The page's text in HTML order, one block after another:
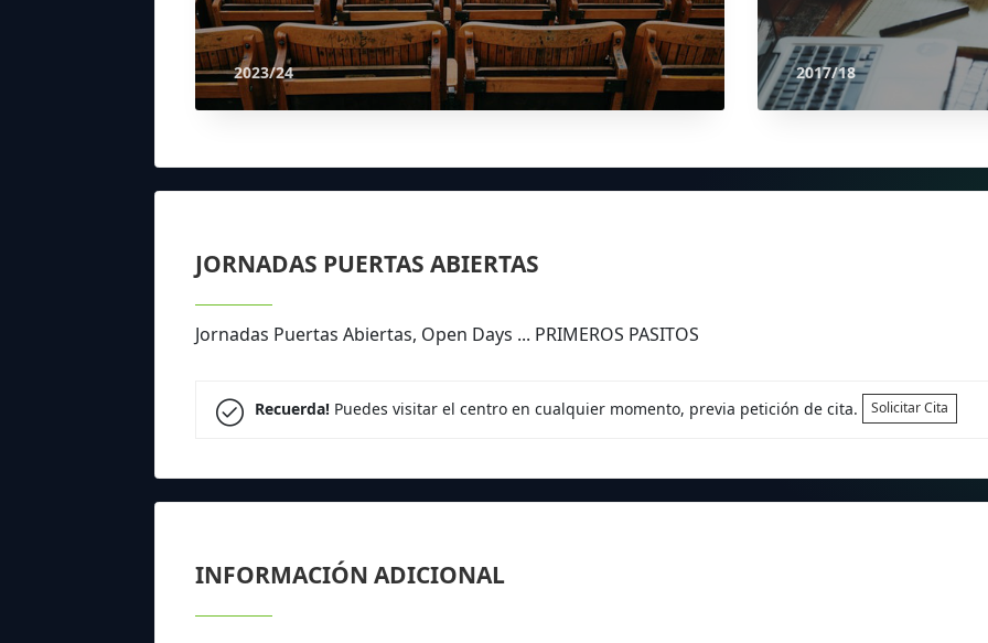
2023/24 2017/18
JORNADAS PUERTAS ABIERTAS
Jornadas Puertas Abiertas, Open Days ... PRIMEROS PASITOS
Recuerda!Puedes visitar el centro en cualquier momento, previa petición de cita. Solicitar Cita
INFORMACIÓN ADICIONAL